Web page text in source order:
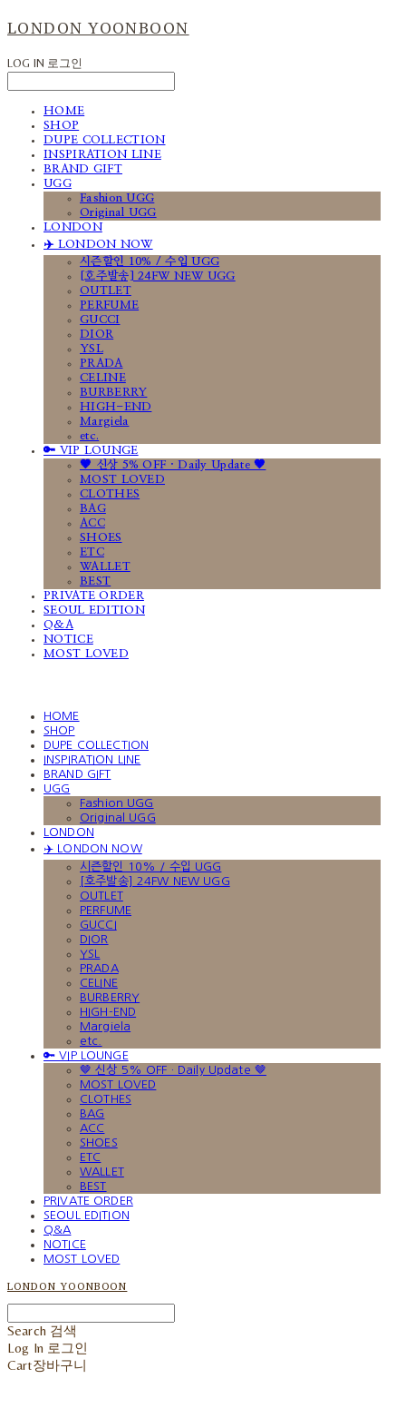
LONDON YOONBOON
LOG IN 로그인
HOME
SHOP
DUPE COLLECTION
INSPIRATION LINE
BRAND GIFT
UGG
Fashion UGG
Original UGG
LONDON
✈️ LONDON NOW
시즌할인 10% / 수입 UGG
[호주발송] 24FW NEW UGG
OUTLET
PERFUME
GUCCI
DIOR
YSL
PRADA
CELINE
BURBERRY
HIGH-END
Margiela
etc.
🔑 VIP LOUNGE
🤎 신상 5% OFF · Daily Update 🤎
MOST LOVED
CLOTHES
BAG
ACC
SHOES
ETC
WALLET
BEST
PRIVATE ORDER
SEOUL EDITION
Q&A
NOTICE
MOST LOVED
HOME
SHOP
DUPE COLLECTION
INSPIRATION LINE
BRAND GIFT
UGG
Fashion UGG
Original UGG
LONDON
✈️ LONDON NOW
시즌할인 10% / 수입 UGG
[호주발송] 24FW NEW UGG
OUTLET
PERFUME
GUCCI
DIOR
YSL
PRADA
CELINE
BURBERRY
HIGH-END
Margiela
etc.
🔑 VIP LOUNGE
🤎 신상 5% OFF · Daily Update 🤎
MOST LOVED
CLOTHES
BAG
ACC
SHOES
ETC
WALLET
BEST
PRIVATE ORDER
SEOUL EDITION
Q&A
NOTICE
MOST LOVED
LONDON YOONBOON
Search 검색
Log In 로그인
Cart장바구니